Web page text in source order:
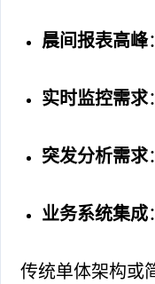
晨间报表高峰
实时监控需求
突发分析需求
业务系统集成
传统单体架构或